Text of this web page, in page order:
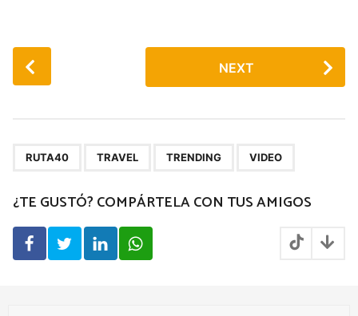
P
o
i
n
t
NEXT
RUTA40 TRAVEL TRENDING VIDEO
¿TE GUSTÓ? COMPÁRTELA CON TUS AMIGOS